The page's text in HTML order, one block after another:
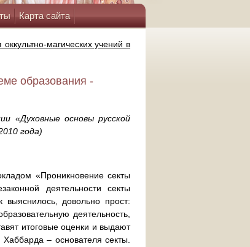
Карта сайта
магических учений в
образования -
«Духовные основы русской
года)
«Проникновение секты
деятельности секты
довольно прост:
деятельность,
итоговые оценки и выдают
– основателя секты.